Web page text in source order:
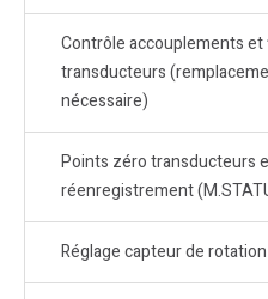
Contrôle accouplements et
transducteurs
nécessaire)
Points zéro transducteurs
réenregistrement
Réglage capteur de